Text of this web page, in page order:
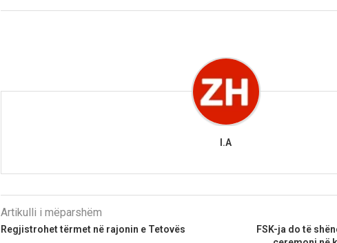
I.A
Artikulli i mëparshëm
Regjistrohet tërmet në rajonin e Tetovës
FSK-ja do të